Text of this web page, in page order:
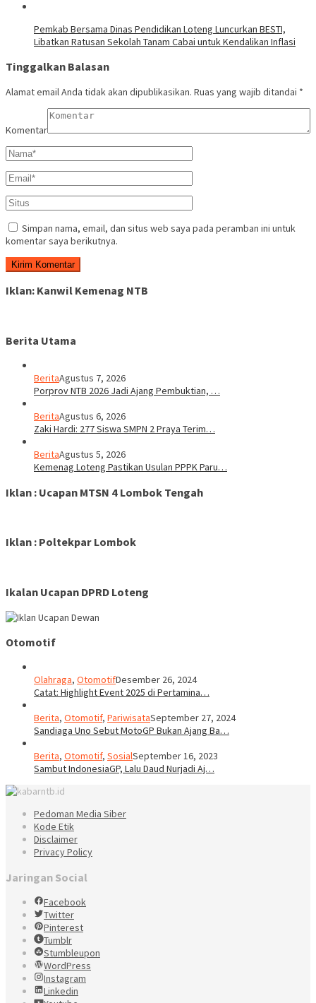
Pemkab Bersama Dinas Pendidikan Loteng Luncurkan BESTI,
Libatkan Ratusan Sekolah Tanam Cabai untuk Kendalikan Inflasi
Tinggalkan Balasan
Alamat email Anda tidak akan dipublikasikan. Ruas yang wajib ditandai *
Komentar
Simpan nama, email, dan situs web saya pada peramban ini untuk
komentar saya berikutnya.
Iklan: Kanwil Kemenag NTB
Berita Utama
BeritaAgustus 7, 2026
Porprov NTB 2026 Jadi Ajang Pembuktian, …
BeritaAgustus 6, 2026
Zaki Hardi: 277 Siswa SMPN 2 Praya Terim…
BeritaAgustus 5, 2026
Kemenag Loteng Pastikan Usulan PPPK Paru…
Iklan : Ucapan MTSN 4 Lombok Tengah
Iklan : Poltekpar Lombok
Ikalan Ucapan DPRD Loteng
Otomotif
Olahraga, OtomotifDesember 26, 2024
Catat: Highlight Event 2025 di Pertamina…
Berita, Otomotif, PariwisataSeptember 27, 2024
Sandiaga Uno Sebut MotoGP Bukan Ajang Ba…
Berita, Otomotif, SosialSeptember 16, 2023
Sambut IndonesiaGP, Lalu Daud Nurjadi Aj…
Pedoman Media Siber
Kode Etik
Disclaimer
Privacy Policy
Jaringan Social
Facebook
Twitter
Pinterest
Tumblr
Stumbleupon
WordPress
Instagram
Linkedin